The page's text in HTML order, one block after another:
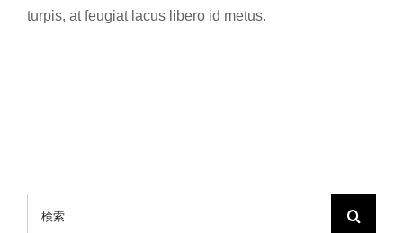
turpis, at feugiat lacus libero id metus.